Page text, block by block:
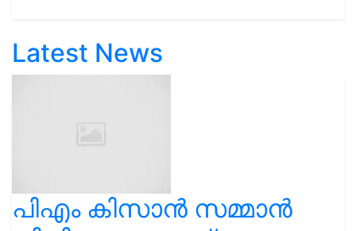
Latest News
പിഎം കിസാൻ സമ്മാൻ